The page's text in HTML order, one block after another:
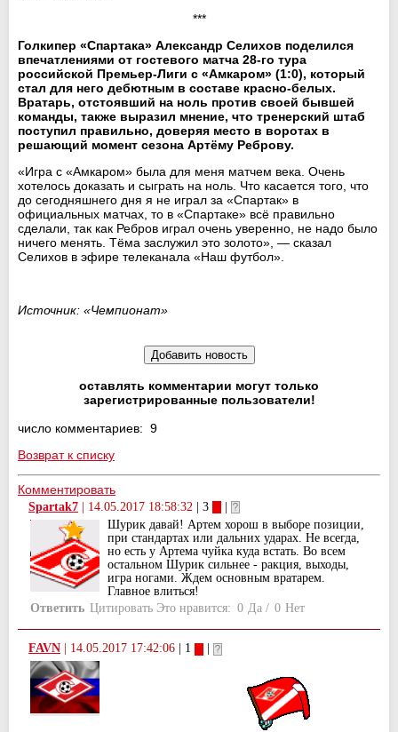
***
Голкипер «Спартака» Александр Селихов поделился
впечатлениями от гостевого матча 28-го тура
российской Премьер-Лиги с «Амкаром» (1:0), который
стал для него дебютным в составе красно-белых.
Вратарь, отстоявший на ноль против своей бывшей
команды, также выразил мнение, что тренерский штаб
поступил правильно, доверяя место в воротах в
решающий момент сезона Артёму Реброву.
«Игра с «Амкаром» была для меня матчем века. Очень
хотелось доказать и сыграть на ноль. Что касается того, что
до сегодняшнего дня я не играл за «Спартак» в
официальных матчах, то в «Спартаке» всё правильно
сделали, так как Ребров играл очень уверенно, не надо было
ничего менять. Тёма заслужил это золото», — сказал
Селихов в эфире телеканала «Наш футбол».
Источник: «Чемпионат»
оставлять комментарии могут только
зарегистрированные пользователи!
число комментариев: 9
Возврат к списку
Комментировать
Spartak7 | 14.05.2017 18:58:32 | 3
|
Шурик давай! Артем хорош в выборе позиции,
при стандартах или дальних ударах. Не всегда,
но есть у Артема чуйка куда встать. Во всем
остальном Шурик сильнее - ракция, выходы,
игра ногами. Ждем основным вратарем.
Главное влиться!
Ответить Цитировать Это нравится: 0 Да / 0 Нет
FAVN 14.05.2017 17:42:06 | 1